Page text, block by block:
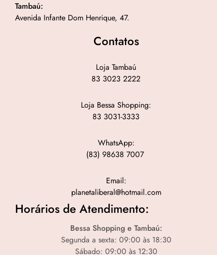
Tambaú:
Avenida Infante Dom Henrique, 47.
Contatos
Loja Tambaú
83 3023 2222
Loja Bessa Shopping:
83 3031-3333
WhatsApp:
(83) 98638 7007
Email:
planetaliberal@hotmail.com
Horários de Atendimento:
Bessa Shopping e Tambaú:
Segunda a sexta: 09:00 às 18:30
Sábado: 09:00 às 12:30